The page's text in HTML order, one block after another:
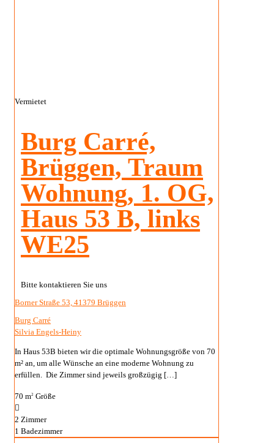
Vermietet
Burg Carré,
Brüggen, Traum
Wohnung, 1. OG,
Haus 53 B, links
WE25
Bitte kontaktieren Sie uns
Borner Straße 53, 41379 Brüggen
Burg Carré
Silvia Engels-Heiny
In Haus 53B bieten wir die optimale Wohnungsgröße von 70
m² an, um alle Wünsche an eine moderne Wohnung zu
erfüllen. Die Zimmer sind jeweils großzügig […]
70 m2 Größe
2 Zimmer
1 Badezimmer